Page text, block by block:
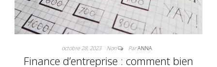
octobre 28, 2023 Non ParANNA
Finance d’entreprise : comment bien